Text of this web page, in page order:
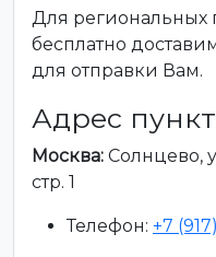
Для региональных
бесплатно
для отправки Вам.
Адрес
Москва: Солнцево,
стр. 1
Телефон: +7